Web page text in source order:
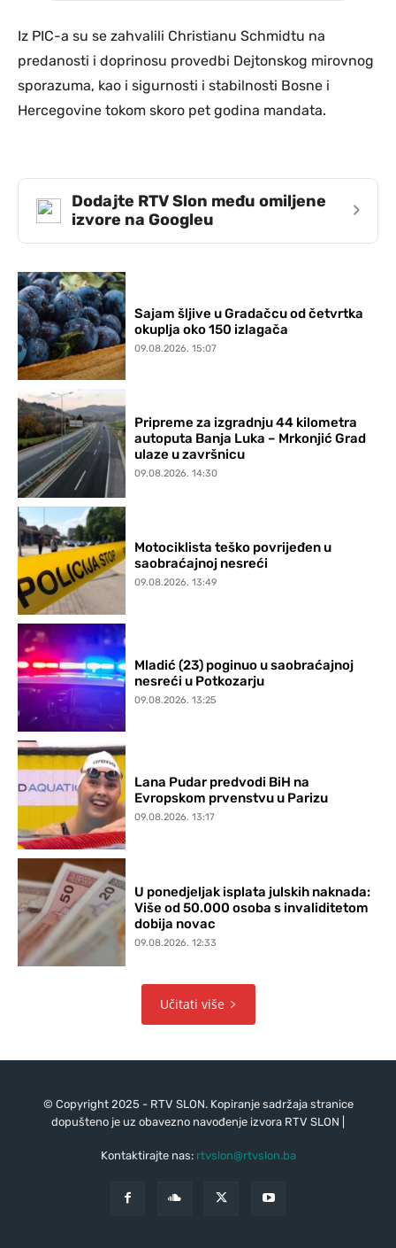
Iz PIC-a su se zahvalili Christianu Schmidtu na
predanosti i doprinosu provedbi Dejtonskog mirovnog
sporazuma, kao i sigurnosti i stabilnosti Bosne i
Hercegovine tokom skoro pet godina mandata.
Dodajte RTV Slon među omiljene
izvore na Googleu
›
Sajam šljive u Gradačcu od četvrtka
okuplja oko 150 izlagača
09.08.2026. 15:07
Pripreme za izgradnju 44 kilometra
autoputa Banja Luka – Mrkonjić Grad
ulaze u završnicu
09.08.2026. 14:30
Motociklista teško povrijeđen u
saobraćajnoj nesreći
09.08.2026. 13:49
Mladić (23) poginuo u saobraćajnoj
nesreći u Potkozarju
09.08.2026. 13:25
Lana Pudar predvodi BiH na
Evropskom prvenstvu u Parizu
09.08.2026. 13:17
U ponedjeljak isplata julskih naknada:
Više od 50.000 osoba s invaliditetom
dobija novac
09.08.2026. 12:33
Učitati više
© Copyright 2025 - RTV SLON. Kopiranje sadržaja stranice
dopušteno je uz obavezno navođenje izvora RTV SLON |
Kontaktirajte nas: rtvslon@rtvslon.ba